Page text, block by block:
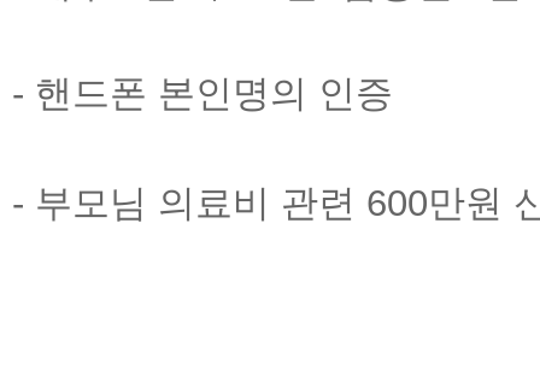
- 핸드폰 본인명의 인증
- 부모님 의료비 관련 600만원